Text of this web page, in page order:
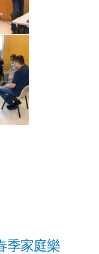
季家庭樂